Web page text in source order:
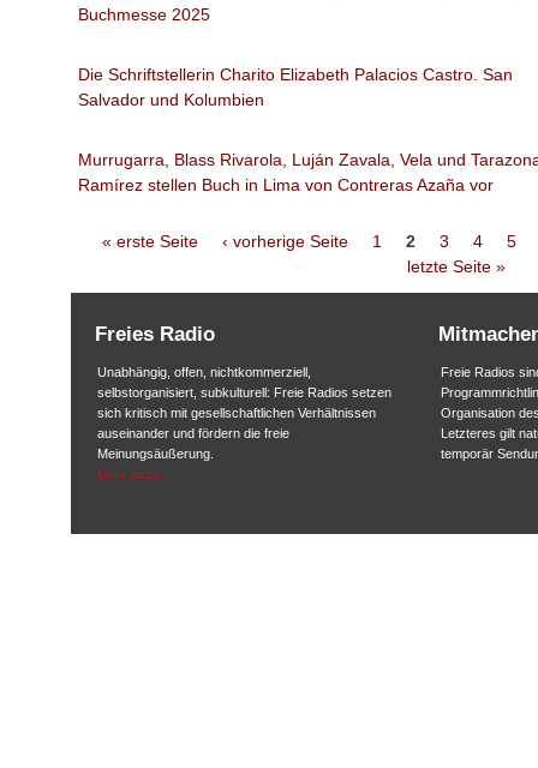
Buchmesse 2025
Die Schriftstellerin Charito Elizabeth Palacios Castro. San
Salvador und Kolumbien
Murrugarra, Blass Rivarola, Luján Zavala, Vela und
Ramírez stellen Buch in Lima von Contreras Azaña vor
Seiten
« erste Seite ‹ vorherige Seite 1 2 3 4
5
letzte Seite »
Freies Radio
Unabhängig, offen, nichtkommerziell,
selbstorganisiert, subkulturell: Freie Radios setzen
sich kritisch mit gesellschaftlichen Verhältnissen
auseinander und fördern die freie
Meinungsäußerung.
Mehr dazu.
Freie Radios
Organisation
Letzteres gilt
temporär